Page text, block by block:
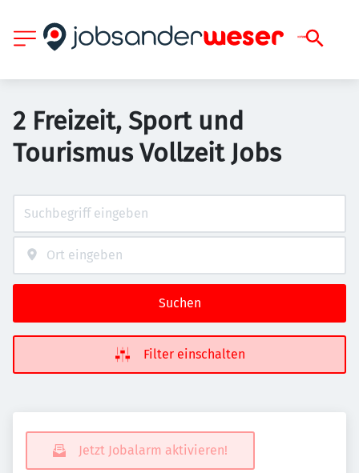
2 Freizeit, Sport und
Tourismus Vollzeit Jobs
Suchen
Filter einschalten
Jetzt Jobalarm aktivieren!